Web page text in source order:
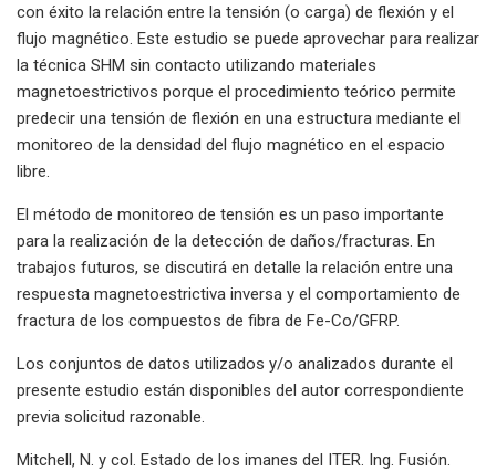
con éxito la relación entre la tensión (o carga) de flexión y el
flujo magnético. Este estudio se puede aprovechar para realizar
la técnica SHM sin contacto utilizando materiales
magnetoestrictivos porque el procedimiento teórico permite
predecir una tensión de flexión en una estructura mediante el
monitoreo de la densidad del flujo magnético en el espacio
libre.
El método de monitoreo de tensión es un paso importante
para la realización de la detección de daños/fracturas. En
trabajos futuros, se discutirá en detalle la relación entre una
respuesta magnetoestrictiva inversa y el comportamiento de
fractura de los compuestos de fibra de Fe-Co/GFRP.
Los conjuntos de datos utilizados y/o analizados durante el
presente estudio están disponibles del autor correspondiente
previa solicitud razonable.
Mitchell, N. y col. Estado de los imanes del ITER. Ing. Fusión.